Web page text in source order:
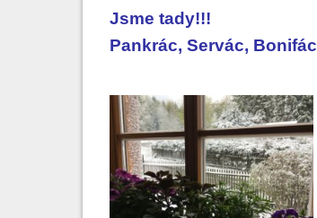
Jsme tady!!!
Pankrác, Servác, Bonifác